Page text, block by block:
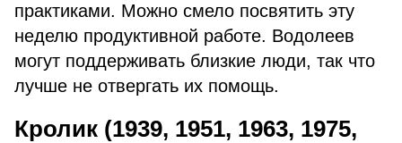
практиками. Можно смело посвятить эту
неделю продуктивной работе. Водолеев
могут поддерживать близкие люди, так что
лучше не отвергать их помощь.
Кролик (1939, 1951, 1963, 1975,